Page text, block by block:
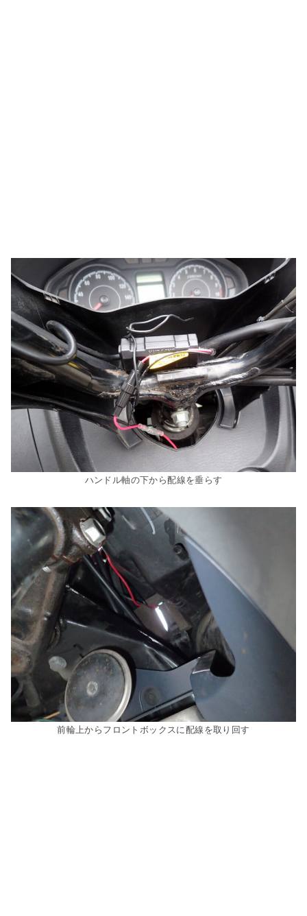
ハンドル軸の下から配線を垂らす
前輪上からフロントボックスに配線を取り回す